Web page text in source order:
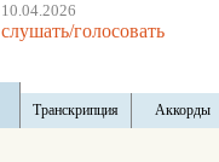
10.04.2026
слушать/голосовать
Транскрипция Аккорды